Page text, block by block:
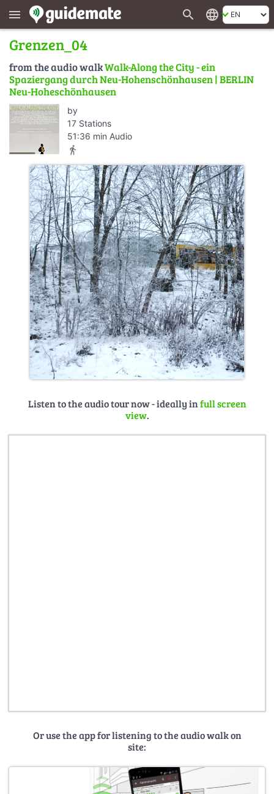
menu search language
Grenzen_04
from the audio walkWalk-Along the City - ein
Spaziergang durch Neu-Hohenschönhausen | BERLIN
Neu-Hoheschönhausen
by
17 Stations
51:36 min Audio
directions_walk
Listen to the audio tour now - ideally infull screen
view.
Or use the app for listening to the audio walk on
site: